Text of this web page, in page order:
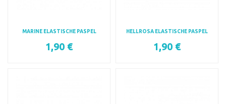
MARINE ELASTISCHE PASPEL
1,90 €
HELLROSA ELASTISCHE PASPEL
1,90 €